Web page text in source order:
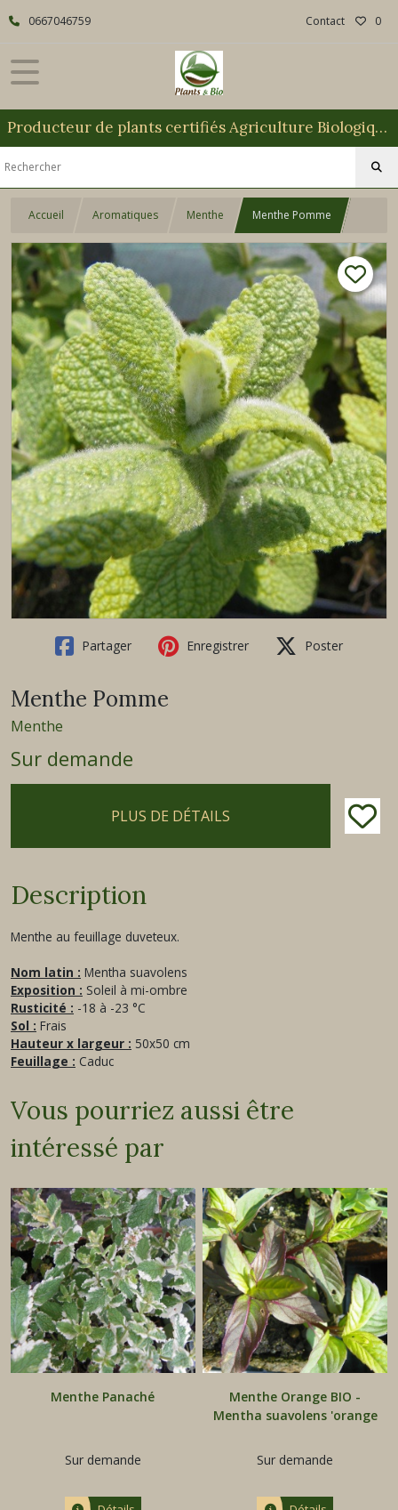
0667046759 Contact 0
Producteur de plants certifiés Agriculture Biologique
Accueil Aromatiques Menthe Menthe Pomme
Partager Enregistrer Poster
Menthe Pomme
Menthe
Sur demande
PLUS DE DÉTAILS
Description
Menthe au feuillage duveteux.
Nom latin : Mentha suavolens
Exposition : Soleil à mi-ombre
Rusticité : -18 à -23 °C
Sol : Frais
Hauteur x largeur : 50x50 cm
Feuillage : Caduc
Vous pourriez aussi être
intéressé par
Menthe Panaché
Sur demande
Menthe Orange BIO -
Mentha suavolens 'orange
Sur demande